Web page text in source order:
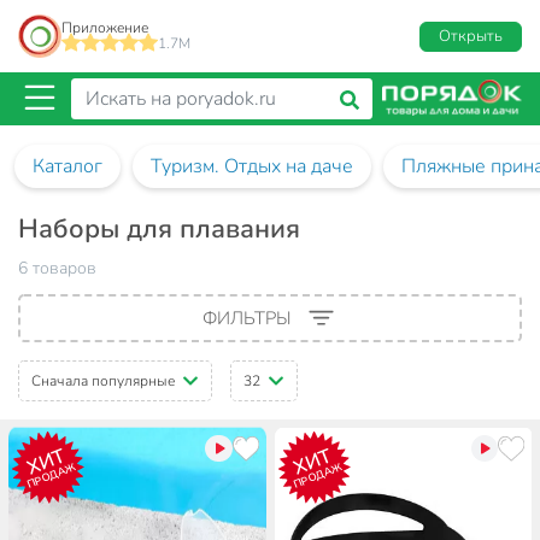
Приложение
1.7M
Открыть
Каталог Туризм. Отдых на даче Пляжные
Наборы для плавания
6 товаров
ФИЛЬТРЫ
Сначала популярные 32
ХИТ
ПРОДАЖ ХИТ
ПРОДАЖ